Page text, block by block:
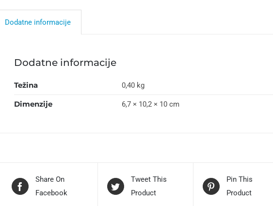
Dodatne informacije
Dodatne informacije
Težina 0,40 kg
Dimenzije 6,7 × 10,2 × 10 cm
Share On
Facebook
Tweet This
Product
Pin This
Product